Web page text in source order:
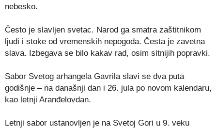
nebesko.
Često je slavljen svetac. Narod ga smatra zaštitnikom
ljudi i stoke od vremenskih nepogoda. Česta je zavetna
slava. Izbegava se bilo kakav rad, osim sitnijih popravki.
Sabor Svetog arhangela Gavrila slavi se dva puta
godišnje – na današnji dan i 26. jula po novom kalendaru,
kao letnji Aranđelovdan.
Letnji sabor ustanovljen je na Svetoj Gori u 9. veku